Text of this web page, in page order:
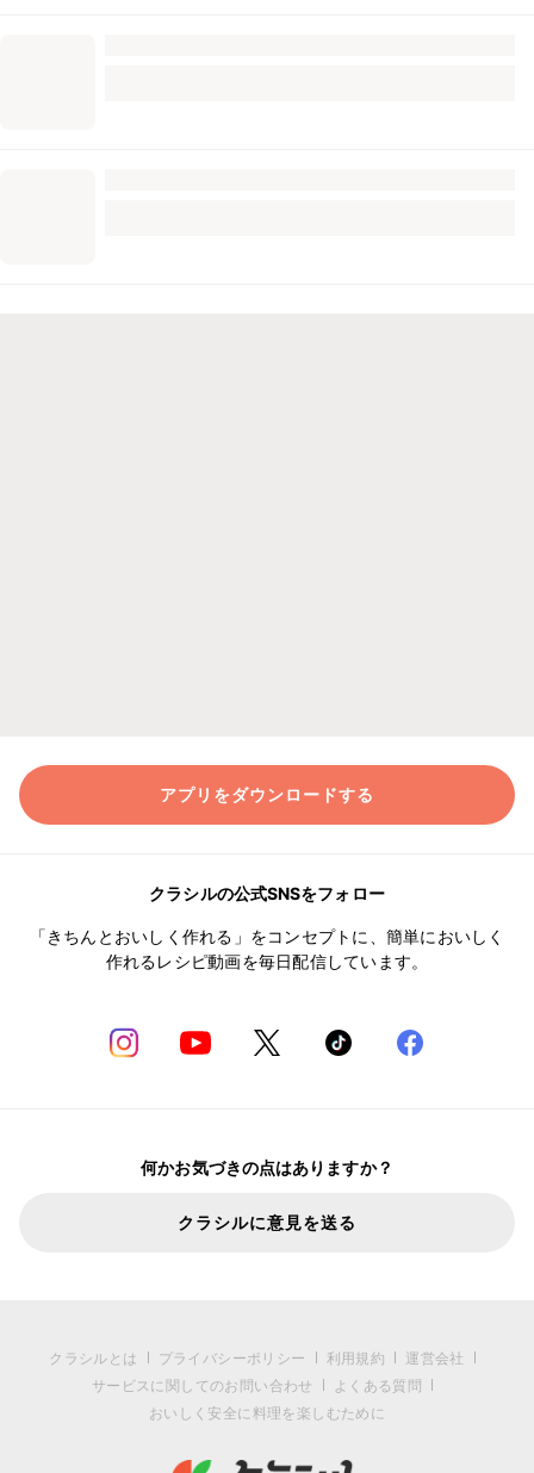
アプリをダウンロードする
クラシルの公式SNSをフォロー
「きちんとおいしく作れる」をコンセプトに、簡単においしく
作れるレシピ動画を毎日配信しています。
何かお気づきの点はありますか？
クラシルに意見を送る
クラシルとは プライバシーポリシー 利用規約
運営会社
サービスに関してのお問い合わせ
よくある質問
おいしく安全に料理を楽しむために